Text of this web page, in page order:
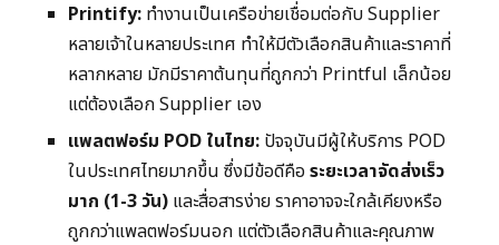
Printify: ทำงานเป็นเครือข่ายเชื่อมต่อกับ Supplier
หลายเจ้าในหลายประเทศ ทำให้มีตัวเลือกสินค้าและราคาที่
หลากหลาย มักมีราคาต้นทุนที่ถูกกว่า Printful เล็กน้อย
แต่ต้องเลือก Supplier เอง
แพลตฟอร์ม POD ในไทย: ปัจจุบันมีผู้ให้บริการ POD
ในประเทศไทยมากขึ้น ซึ่งมีข้อดีคือ ระยะเวลาจัดส่งเร็ว
มาก (1-3 วัน) และสื่อสารง่าย ราคาอาจจะใกล้เคียงหรือ
ถูกกว่าแพลตฟอร์มนอก แต่ตัวเลือกสินค้าและคุณภาพ